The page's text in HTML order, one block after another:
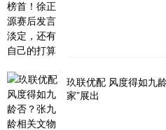
玖联优配 风度得如九
家”展出